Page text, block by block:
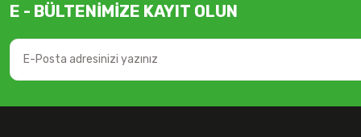
E - BÜLTENİMİZE KAYIT OLUN